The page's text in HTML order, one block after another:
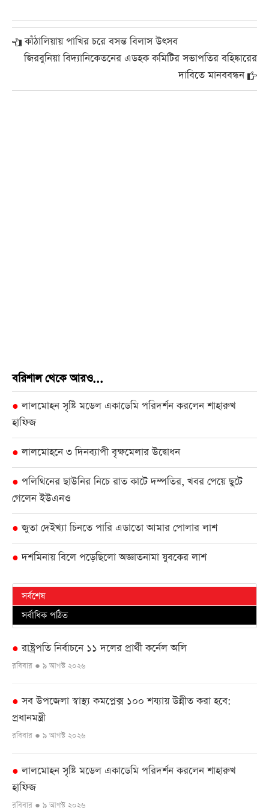
কাঁঠালিয়ায় পাখির চরে বসন্ত বিলাস উৎসব
জিরবুনিয়া বিদ্যানিকেতনের এডহক কমিটির সভাপতির বহিষ্কারের
দাবিতে মানববন্ধন
বরিশাল থেকে আরও...
● লালমোহন সৃষ্টি মডেল একাডেমি পরিদর্শন করলেন শাহারুখ
হাফিজ
● লালমোহনে ৩ দিনব্যাপী বৃক্ষমেলার উদ্বোধন
● পলিথিনের ছাউনির নিচে রাত কাটে দম্পতির, খবর পেয়ে ছুটে
গেলেন ইউএনও
● জুতা দেইখ্যা চিনতে পারি এডাতো আমার পোলার লাশ
● দশমিনায় বিলে পড়েছিলো অজ্ঞাতনামা যুবকের লাশ
সর্বশেষ
সর্বাধিক পঠিত
● রাষ্ট্রপতি নির্বাচনে ১১ দলের প্রার্থী কর্নেল অলি
রবিবার ● ৯ আগস্ট ২০২৬
● সব উপজেলা স্বাস্থ্য কমপ্লেক্স ১০০ শয্যায় উন্নীত করা হবে:
প্রধানমন্ত্রী
রবিবার ● ৯ আগস্ট ২০২৬
● লালমোহন সৃষ্টি মডেল একাডেমি পরিদর্শন করলেন শাহারুখ
হাফিজ
রবিবার ● ৯ আগস্ট ২০২৬